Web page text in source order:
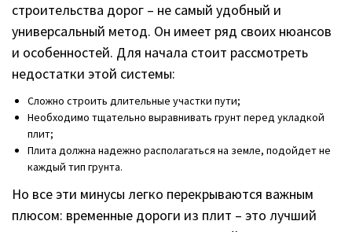
строительства дорог – не самый удобный и
универсальный метод. Он имеет ряд своих нюансов
и особенностей. Для начала стоит рассмотреть
недостатки этой системы:
Сложно строить длительные участки пути;
Необходимо тщательно выравнивать грунт перед укладкой
плит;
Плита должна надежно располагаться на земле, подойдет не
каждый тип грунта.
Но все эти минусы легко перекрываются важным
плюсом: временные дороги из плит – это лучший